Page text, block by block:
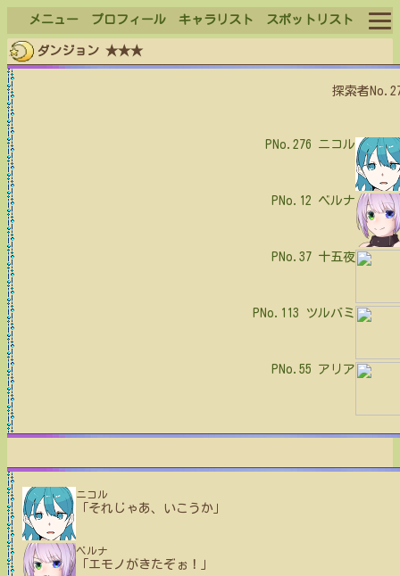
メニュー プロフィール キャラリスト スポットリスト
ログイン
ダンジョン ★★★
探索者
PNo.276 ニコル
PNo.12 ベルナ
PNo.37 十五夜
PNo.113 ツルバミ
PNo.55 アリア
ニコル
「それじゃあ、いこうか」
ベルナ
「エモノがきたぞぉ！」